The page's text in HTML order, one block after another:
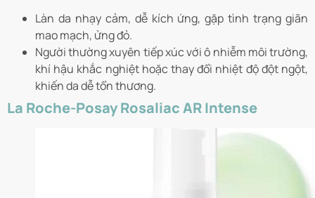
Làn da nhạy cảm, dễ kích ứng, gặp tình trạng giãn
mao mạch, ửng đỏ.
Người thường xuyên tiếp xúc với ô nhiễm môi trường,
khí hậu khắc nghiệt hoặc thay đổi nhiệt độ đột ngột,
khiến da dễ tổn thương.
La Roche-Posay Rosaliac AR Intense